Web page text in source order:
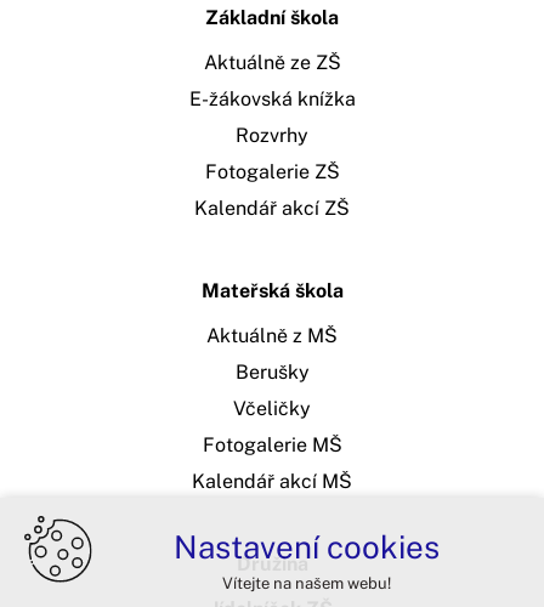
Základní škola
Aktuálně ze ZŠ
E-žákovská knížka
Rozvrhy
Fotogalerie ZŠ
Kalendář akcí ZŠ
Mateřská škola
Aktuálně z MŠ
Berušky
Včeličky
Fotogalerie MŠ
Kalendář akcí MŠ
Družina
Nastavení cookies
Vítejte na našem webu!